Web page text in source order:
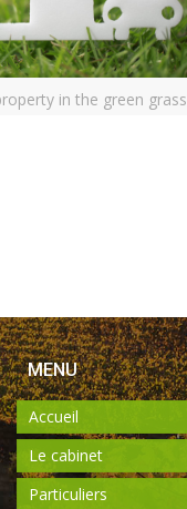
in the green grass
MENU
Accueil
Le cabinet
Particuliers